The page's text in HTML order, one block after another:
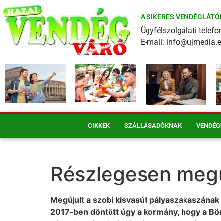
A SIKERES
Ügyfélszolgálati
E-mail:
CIKKEK SZÁLLÁSADÓKNAK
Részlegesen
Megújult a szobi kisvasút
2017-ben döntött úgy a kormány, hogy a